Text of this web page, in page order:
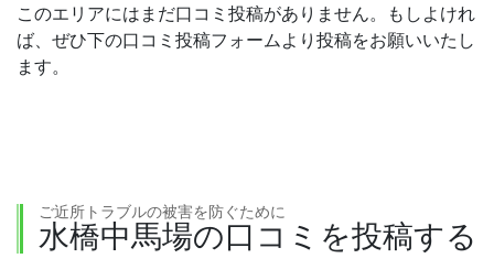
このエリアにはまだ口コミ投稿がありません。もしよけれ
ば、ぜひ下の口コミ投稿フォームより投稿をお願いいたし
ます。
ご近所トラブルの被害を防ぐために
水橋中馬場の口コミを投稿する